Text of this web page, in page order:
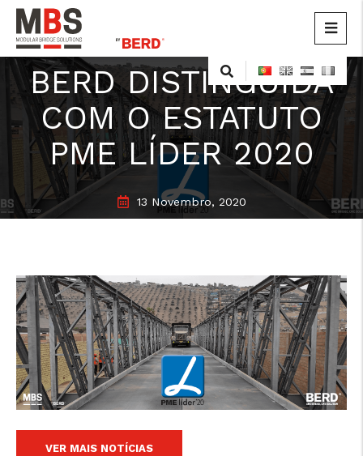
Skip
content
MBS
Modular Bridge Solutions
BERD DISTINGUIDA
COM O ESTATUTO
PME LÍDER 2020
13 Novembro, 2020
VER MAIS NOTÍCIAS
cicap@cicap.pt
www.consumidor.pt